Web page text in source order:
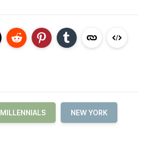
MILLENNIALS NEW YORK